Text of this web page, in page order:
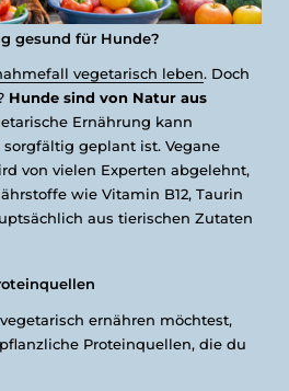
gesund für Hunde?
vegetarisch leben. Doch
Hunde sind von Natur aus
Ernährung kann
geplant ist. Vegane
von vielen Experten abgelehnt,
wie Vitamin B12, Taurin
aus tierischen Zutaten
ernähren möchtest,
Proteinquellen, die du